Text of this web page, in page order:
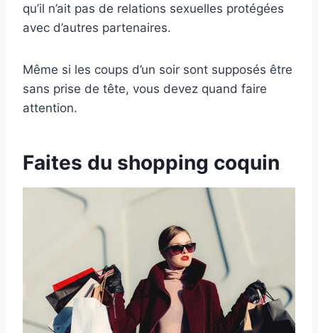
qu’il n’ait pas de relations sexuelles protégées
avec d’autres partenaires.
Même si les coups d’un soir sont supposés être
sans prise de tête, vous devez quand faire
attention.
Faites du shopping coquin